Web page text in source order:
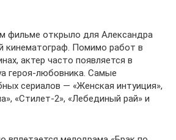
фильме открыло для Александра
кинематограф. Помимо работ в
актер часто появляется в
героя-любовника. Самые
сериалов — «Женская интуиция»,
«Стилет-2», «Лебединый рай» и